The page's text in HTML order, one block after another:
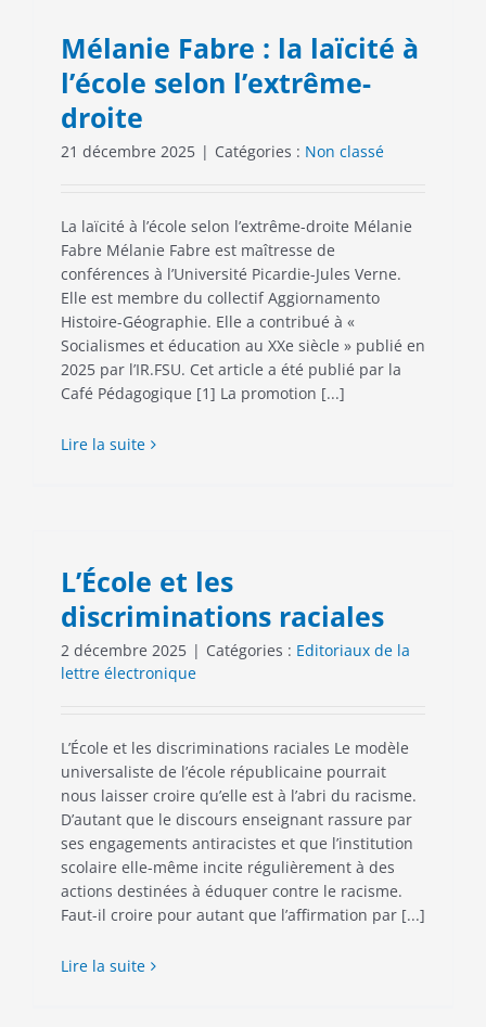
Mélanie Fabre : la laïcité à
l’école selon l’extrême-
droite
21 décembre 2025 | Catégories : Non classé
La laïcité à l’école selon l’extrême-droite Mélanie
Fabre Mélanie Fabre est maîtresse de
conférences à l’Université Picardie-Jules Verne.
Elle est membre du collectif Aggiornamento
Histoire-Géographie. Elle a contribué à «
Socialismes et éducation au XXe siècle » publié en
2025 par l’IR.FSU. Cet article a été publié par la
Café Pédagogique [1] La promotion [...]
Lire la suite
L’École et les
discriminations raciales
2 décembre 2025 | Catégories : Editoriaux de la
lettre électronique
L’École et les discriminations raciales Le modèle
universaliste de l’école républicaine pourrait
nous laisser croire qu’elle est à l’abri du racisme.
D’autant que le discours enseignant rassure par
ses engagements antiracistes et que l’institution
scolaire elle-même incite régulièrement à des
actions destinées à éduquer contre le racisme.
Faut-il croire pour autant que l’affirmation par [...]
Lire la suite